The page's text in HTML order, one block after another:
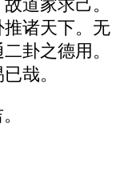
道家求己。
诸天下。无
卦之德用。
哉。